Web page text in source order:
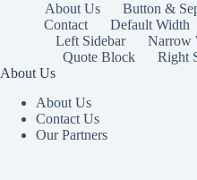
About Us Button &
Contact
Default Width
Left Sidebar
Narrow
Quote Block
Right
About Us
About Us
Contact Us
Our Partners